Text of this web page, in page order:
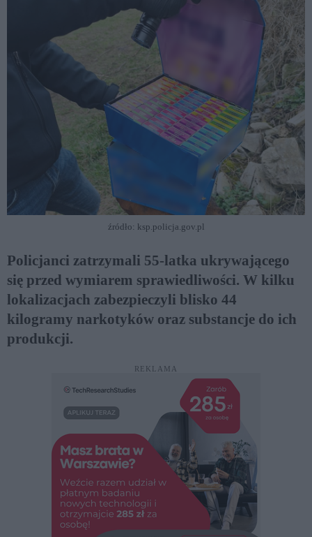
źródło: ksp.policja.gov.pl
Policjanci zatrzymali 55-latka ukrywającego
się przed wymiarem sprawiedliwości. W kilku
lokalizacjach zabezpieczyli blisko 44
kilogramy narkotyków oraz substancje do ich
produkcji.
REKLAMA